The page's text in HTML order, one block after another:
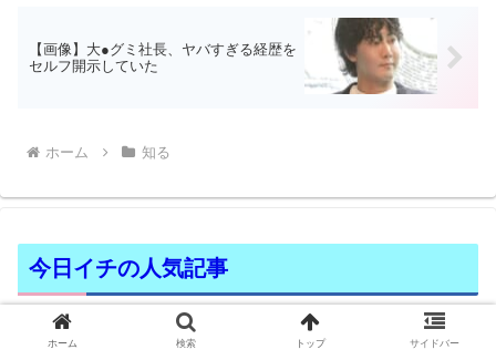
【画像】大●グミ社長、ヤバすぎる経歴を
セルフ開示していた
ホーム 知る
今日イチの人気記事
【画像】体育服をまくってヘソ出しで
授業するJKたち、Нすぎる😍
ホーム 検索 トップ サイドバー